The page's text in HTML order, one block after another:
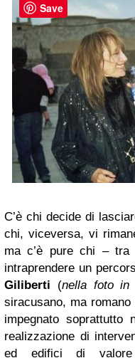
C’è chi decide di
chi, viceversa, vi
ma c’è pure chi – tra
intraprendere un
Giliberti (nella foto in
siracusano, ma romano
impegnato
realizzazione di
ed edifici di
Save